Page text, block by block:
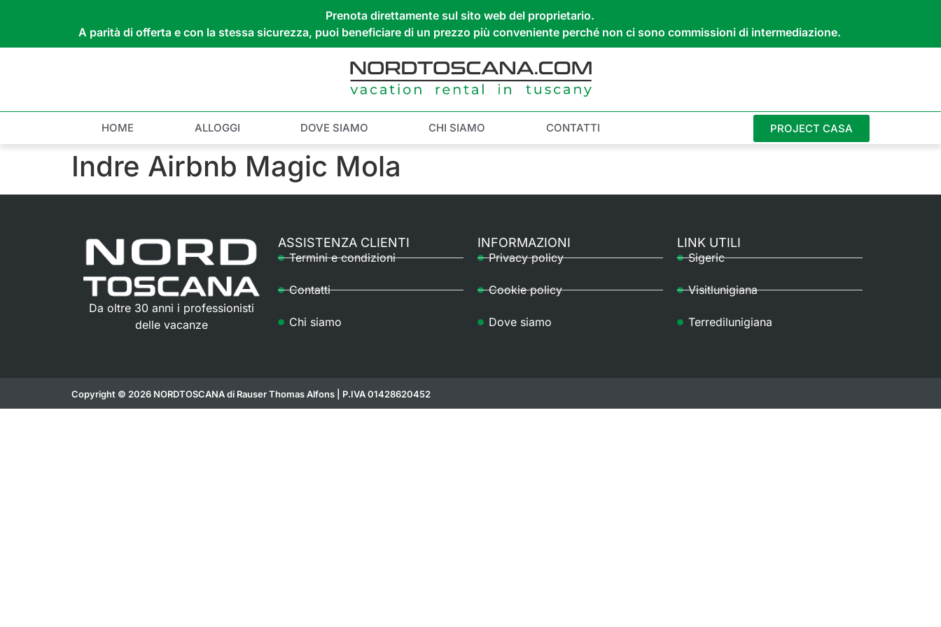
Prenota direttamente sul sito web del proprietario.
A parità di offerta e con la stessa sicurezza, puoi beneficiare di un prezzo più conveniente perché non ci sono commissioni di intermediazione.
HOME ALLOGGI DOVE SIAMO CHI SIAMO CONTATTI PROJECT CASA
Indre Airbnb Magic Mola
Da oltre 30 anni i professionisti
delle vacanze
ASSISTENZA CLIENTI
Termini e condizioni
Contatti
Chi siamo
INFORMAZIONI
Privacy policy
Cookie policy
Dove siamo
LINK UTILI
Sigeric
Visitlunigiana
Terredilunigiana
Copyright © 2026 NORDTOSCANA di Rauser Thomas Alfons | P.IVA 01428620452